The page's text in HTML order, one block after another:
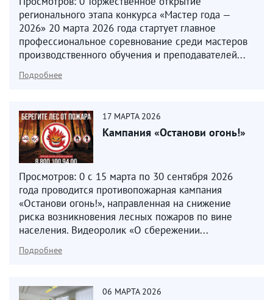
регионального этапа конкурса «Мастер года —
2026» 20 марта 2026 года стартует главное
профессиональное соревнование среди мастеров
производственного обучения и преподавателей...
Подробнее
17 МАРТА 2026
Кампания «Останови огонь!»
Просмотров: 0 с 15 марта по 30 сентября 2026
года проводится противопожарная кампания
«Останови огонь!», направленная на снижение
риска возникновения лесных пожаров по вине
населения. Видеоролик «О сбережении...
Подробнее
06 МАРТА 2026